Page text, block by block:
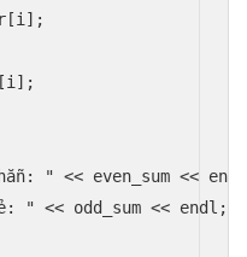
" << even_sum <<
" << odd_sum << endl;